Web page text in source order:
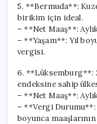
5. **Bermuda**:
birikim için ideal.
– **Net Maaş**:
– **Yaşam**: Yıl
vergisi.
6. **Lüksemburg**:
endeksine sahip
– **Net Maaş**:
– **Vergi Durumu**:
boyunca